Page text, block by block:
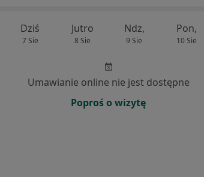
Dziś
7 Sie
Jutro
8 Sie
Ndz,
9 Sie
Pon,
10 Sie
Umawianie online nie jest dostępne
Poproś o wizytę